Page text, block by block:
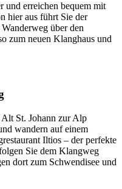
und erreichen bequem mit
hier aus führt Sie der
über den
zum neuen Klanghaus und
Alt St. Johann zur Alp
wandern auf einem
Iltios – der perfekte
Sie dem Klangweg
dort zum Schwendisee und